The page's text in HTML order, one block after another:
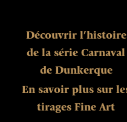
Découvrir l’histoire
de la série Carnaval
de Dunkerque
En savoir plus sur les
tirages Fine Art